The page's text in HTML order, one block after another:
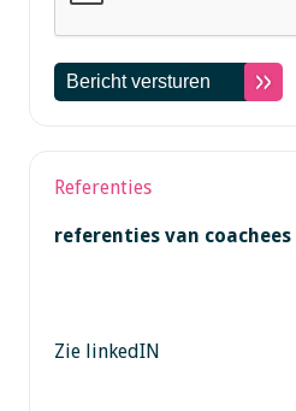
Referenties
referenties van
Zie linkedIN